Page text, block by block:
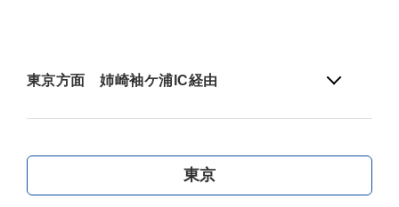
鴨川について
生活
東京方面 姉崎袖ケ浦IC経由
東京